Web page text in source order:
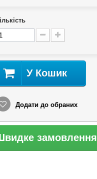
У Кошик
Додати до обраних
замовлення